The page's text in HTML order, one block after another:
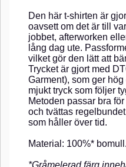
Den här t-shirten är
oavsett om det är till
jobbet, afterworken
lång dag ute.
vilket gör den lätt att
Trycket är gjort med
Garment), som ger
mjukt tryck som följer
Metoden passar bra
och tvättas
som håller över tid.
Material: 100%* bomull.
*Gråmelerad färg